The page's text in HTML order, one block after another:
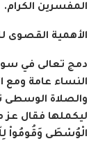
المفسرين الكرام.
الأهمية القصوى
دمج تعالى في
النساء عامة
والصلاة الوسطى
ليكملها فقال عز